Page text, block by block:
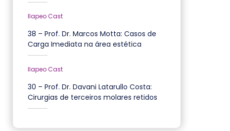
Ilapeo Cast
38 – Prof. Dr. Marcos Motta: Casos de
Carga Imediata na área estética
Ilapeo Cast
30 – Prof. Dr. Davani Latarullo Costa:
Cirurgias de terceiros molares retidos